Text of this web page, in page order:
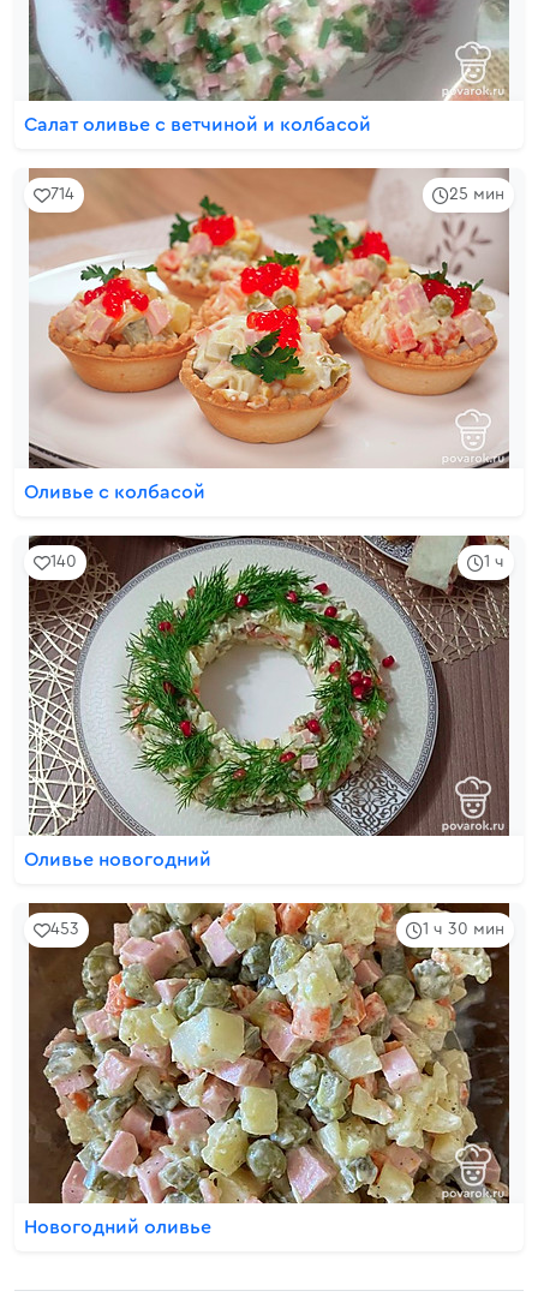
Салат оливье с ветчиной и колбасой
25 мин
714
Оливье с колбасой
1 ч
140
Оливье новогодний
1 ч 30 мин
453
Новогодний оливье